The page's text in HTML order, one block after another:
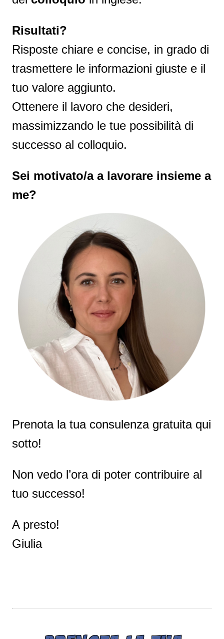
Risultati?
Risposte chiare e concise, in grado di
trasmettere le informazioni giuste e il
tuo valore aggiunto.
Ottenere il lavoro che desideri,
massimizzando le tue possibilità di
successo al colloquio.
Sei motivato/a a lavorare insieme a
me?
Prenota la tua consulenza gratuita qui
sotto!
Non vedo l’ora di poter contribuire al
tuo successo!
A presto!
Giulia